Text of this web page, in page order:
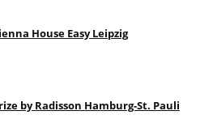
House Easy Leipzig
by Radisson Hamburg-St. Pauli